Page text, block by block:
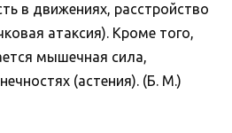
в движениях, расстройство
атаксия). Кроме того,
мышечная сила,
(астения). (Б. М.)